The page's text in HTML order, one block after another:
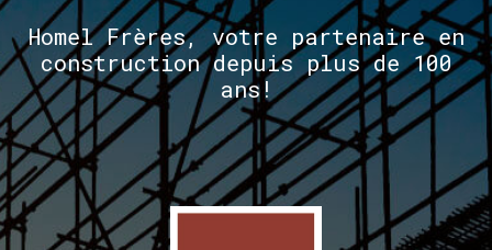
Homel Frères, votre partenaire en
construction depuis plus de 100
ans!